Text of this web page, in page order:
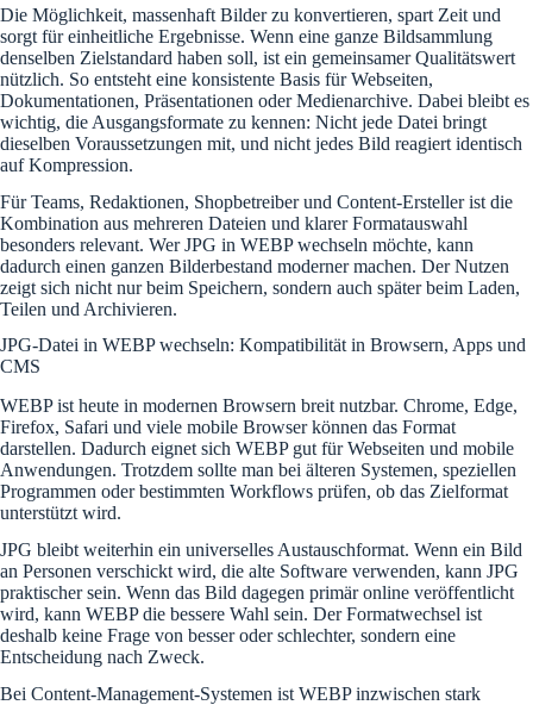
Die Möglichkeit, massenhaft Bilder zu konvertieren, spart Zeit und
sorgt für einheitliche Ergebnisse. Wenn eine ganze Bildsammlung
denselben Zielstandard haben soll, ist ein gemeinsamer Qualitätswert
nützlich. So entsteht eine konsistente Basis für Webseiten,
Dokumentationen, Präsentationen oder Medienarchive. Dabei bleibt es
wichtig, die Ausgangsformate zu kennen: Nicht jede Datei bringt
dieselben Voraussetzungen mit, und nicht jedes Bild reagiert identisch
auf Kompression.
Für Teams, Redaktionen, Shopbetreiber und Content-Ersteller ist die
Kombination aus mehreren Dateien und klarer Formatauswahl
besonders relevant. Wer JPG in WEBP wechseln möchte, kann
dadurch einen ganzen Bilderbestand moderner machen. Der Nutzen
zeigt sich nicht nur beim Speichern, sondern auch später beim Laden,
Teilen und Archivieren.
JPG-Datei in WEBP wechseln: Kompatibilität in Browsern, Apps und
CMS
WEBP ist heute in modernen Browsern breit nutzbar. Chrome, Edge,
Firefox, Safari und viele mobile Browser können das Format
darstellen. Dadurch eignet sich WEBP gut für Webseiten und mobile
Anwendungen. Trotzdem sollte man bei älteren Systemen, speziellen
Programmen oder bestimmten Workflows prüfen, ob das Zielformat
unterstützt wird.
JPG bleibt weiterhin ein universelles Austauschformat. Wenn ein Bild
an Personen verschickt wird, die alte Software verwenden, kann JPG
praktischer sein. Wenn das Bild dagegen primär online veröffentlicht
wird, kann WEBP die bessere Wahl sein. Der Formatwechsel ist
deshalb keine Frage von besser oder schlechter, sondern eine
Entscheidung nach Zweck.
Bei Content-Management-Systemen ist WEBP inzwischen stark